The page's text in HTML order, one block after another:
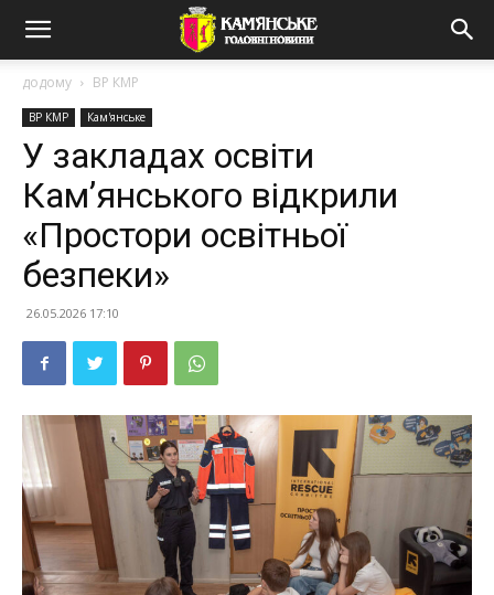
додому ВР КМР
ВР КМР Кам'янське
У закладах освіти
Камʼянського відкрили
«Простори освітньої
безпеки»
26.05.2026 17:10